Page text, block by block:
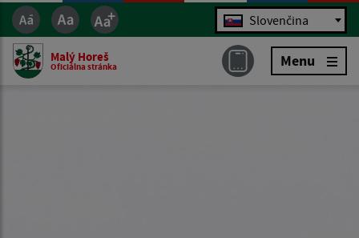
Jazyk Slovenčina
Malý Horeš
Oficiálna stránka Menu